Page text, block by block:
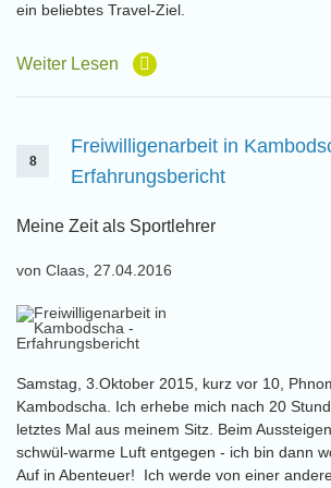
ein beliebtes Travel-Ziel.
Weiter Lesen
8
Freiwilligenarbeit in
Erfahrungsbericht
Meine Zeit als Sportlehrer
von Claas, 27.04.2016
Samstag, 3.Oktober 2015, kurz vor 10,
Kambodscha. Ich erhebe mich nach 20
letztes Mal aus meinem Sitz. Beim
schwül-warme Luft entgegen - ich bin dann
Auf in Abenteuer! Ich werde von einer